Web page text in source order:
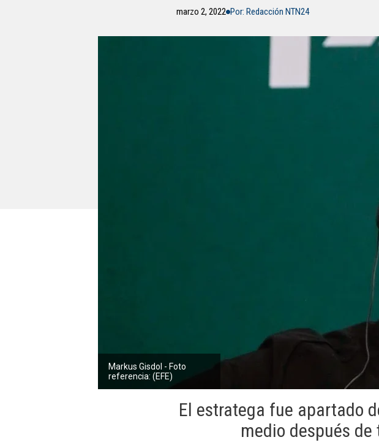
marzo 2, 2022 Por: Redacción NTN24
Markus Gisdol - Foto
referencia: (EFE)
El estratega fue apartado
medio después